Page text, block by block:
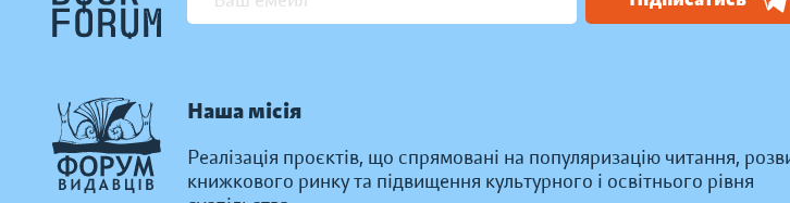
Наша місія
Реалізація проєктів, що спрямовані на популяризацію читання,
книжкового ринку та підвищення культурного і освітнього рівня